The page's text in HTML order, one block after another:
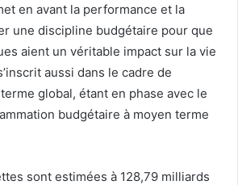
en avant la performance et la
une discipline budgétaire pour que
aient un véritable impact sur la vie
aussi dans le cadre de
global, étant en phase avec le
budgétaire à moyen terme
sont estimées à 128,79 milliards